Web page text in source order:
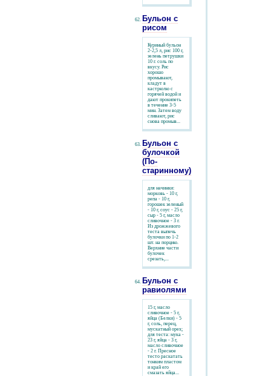
Бульон с
рисом
Куриный бульон
2-2,5 л, рис 100 г,
зелень петрушки
10 г. соль по
вкусу. Рис
хорошо
промывают,
кладут в
кастрюлю с
горячей водой и
дают прокипеть
в течение 3-5
мин. Затем воду
сливают, рис
снова промыв...
Бульон с
булочкой
(По-
старинному)
для начинки:
морковь - 10 г,
репа - 10 г,
горошек зеленый
- 10 г, соус - 25 г,
сыр - 5 г, масло
сливочное - 3 г.
Из дрожжевого
теста выпечь
булочки по 1-2
шт. на порцию.
Верхние части
булочек
срезать,...
Бульон с
равиолями
15 г, масло
сливочное - 5 г,
яйца (Белки) - 5
г, соль, перец,
мускатный орех;
для теста: мука -
23 г, яйца - 3 г,
масло сливочное
- 2 г. Пресное
тесто раскатать
тонким пластом
и край его
смазать яйца...